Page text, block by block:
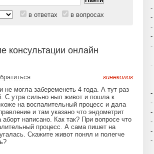
-
-
-
-
-
-
-
-
-
-
-
-
в ответах в вопросах
консультации онлайн
гинеколог
не могла забеременеть 4 года. А тут раз
С утра сильно ныл живот и пошла к
на воспалительный процесс и дала
и там указано что эндометрит
написано. Как так? При вопросе что
процесс. А сама пишет на
Скажите живот понял и полегче